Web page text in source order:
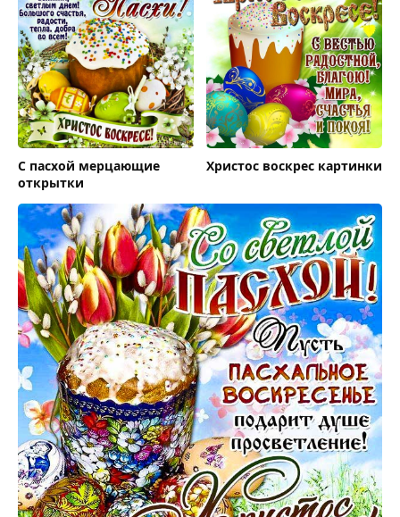
С пасхой мерцающие
открытки
Христос воскрес картинки